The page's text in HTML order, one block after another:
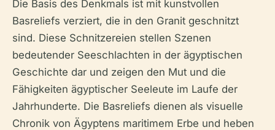
Die Basis des Denkmals ist mit kunstvollen
Basreliefs verziert, die in den Granit geschnitzt
sind. Diese Schnitzereien stellen Szenen
bedeutender Seeschlachten in der ägyptischen
Geschichte dar und zeigen den Mut und die
Fähigkeiten ägyptischer Seeleute im Laufe der
Jahrhunderte. Die Basreliefs dienen als visuelle
Chronik von Ägyptens maritimem Erbe und heben